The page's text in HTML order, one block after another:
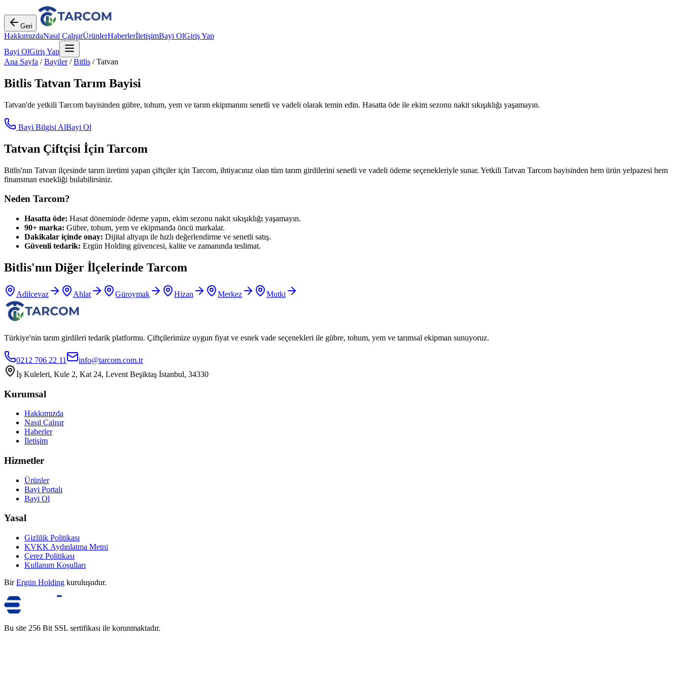
Geri
HakkımızdaNasıl ÇalışırÜrünlerHaberlerİletişimBayi OlGiriş Yap
Bayi OlGiriş Yap
Ana Sayfa /Bayiler/Bitlis /Tatvan
Bitlis Tatvan Tarım Bayisi
Tatvan'de yetkili Tarcom bayisinden gübre, tohum, yem ve tarım ekipmanını senetli ve vadeli olarak temin edin. Hasatta öde ile ekim sezonu nakit sıkışıklığı yaşamayın.
Bayi Bilgisi AlBayi Ol
Tatvan Çiftçisi İçin Tarcom
Bitlis'nın Tatvan ilçesinde tarım üretimi yapan çiftçiler için Tarcom, ihtiyacınız olan tüm tarım girdilerini senetli ve vadeli ödeme seçenekleriyle sunar. Yetkili Tatvan Tarcom bayisinden hem ürün yelpazesi hem
finansman esnekliği bulabilirsiniz.
Neden Tarcom?
Hasatta öde: Hasat döneminde ödeme yapın, ekim sezonu nakit sıkışıklığı yaşamayın.
90+ marka: Gübre, tohum, yem ve ekipmanda öncü markalar.
Dakikalar içinde onay: Dijital altyapı ile hızlı değerlendirme ve senetli satış.
Güvenli tedarik: Ergün Holding güvencesi, kalite ve zamanında teslimat.
Bitlis'nın Diğer İlçelerinde Tarcom
Adilcevaz Ahlat Güroymak Hizan Merkez Mutki
Türkiye'nin tarım girdileri tedarik platformu. Çiftçilerimize uygun fiyat ve esnek vade seçenekleri ile gübre, tohum, yem ve tarımsal ekipman sunuyoruz.
0212 706 22 11
info@tarcom.com.tr
İş Kuleleri, Kule 2, Kat 24, Levent Beşiktaş İstanbul, 34330
Kurumsal
Hakkımızda
Nasıl Çalışır
Haberler
İletişim
Hizmetler
Ürünler
Bayi Portalı
Bayi Ol
Yasal
Gizlilik Politikası
KVKK Aydınlatma Metni
Çerez Politikası
Kullanım Koşulları
Bir Ergün Holding kuruluşudur.
Bu site 256 Bit SSL sertifikası ile korunmaktadır.